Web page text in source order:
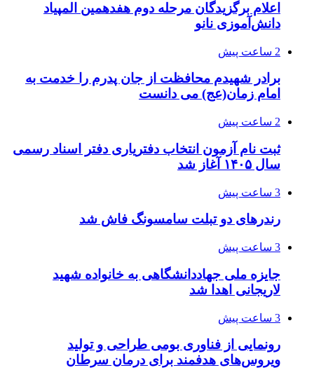
اعلام برگزیدگان مرحله دوم هفدهمین المپیاد
دانش‌آموزی نانو
2 ساعت پیش
برادر شهیدم محافظت از جان پدرم را خدمت به
امام زمان(عج) می دانست
2 ساعت پیش
ثبت نام آزمون انتخاب دفتریاری دفتر اسناد رسمی
سال ۱۴۰۵ آغاز شد
3 ساعت پیش
رندرهای دو تبلت سامسونگ فاش شد
3 ساعت پیش
جایزه ملی جهاددانشگاهی به خانواده شهید
لاریجانی اهدا شد
3 ساعت پیش
رونمایی از فناوری بومی طراحی و تولید
ویروس‌های هدفمند برای درمان سرطان